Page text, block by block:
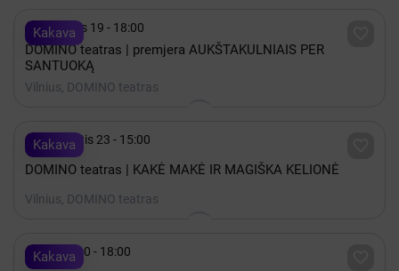
Kakava
 Rugsėjis 19 - 18:00
DOMINO teatras | premjera AUKŠTAKULNIAIS PER
SANTUOKĄ
Vilnius, DOMINO teatras
Kakava
 Rugpjūtis 23 - 15:00
DOMINO teatras | KAKĖ MAKĖ IR MAGIŠKA KELIONĖ
Vilnius, DOMINO teatras
Kakava
 Spalis 10 - 18:00